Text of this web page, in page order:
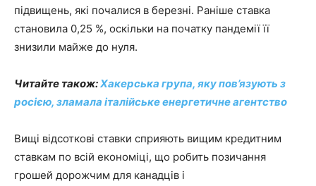
підвищень, які почалися в березні. Раніше ставка
становила 0,25 %, оскільки на початку пандемії її
знизили майже до нуля.
Читайте також:Хакерська група, яку пов’язують з
росією, зламала італійське енергетичне агентство
Вищі відсоткові ставки сприяють вищим кредитним
ставкам по всій економіці, що робить позичання
грошей дорожчим для канадців і